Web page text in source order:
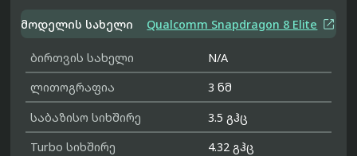
მოდელის სახელი Qualcomm Snapdragon 8 Elite 
ბირთვის სახელი
N/A
ლითოგრაფია
3 ნმ
საბაზისო სიხშირე
3.5 გჰც
Turbo სიხშირე
4.32 გჰც